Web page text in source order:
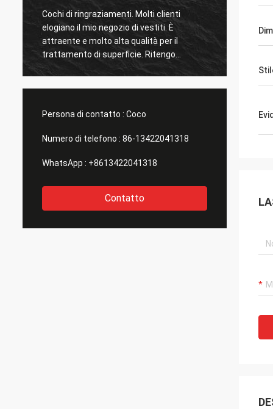
Voi sempre fatto un buon lavoro per me!
Gli espositori della finestra del negozio di
Natale sono arrivato. Dopo l'installazione,
vi invieremo le immagini. Molte grazie.
Persona di contatto : Coco
Numero di telefono : 86-13422041318
WhatsApp : +8613422041318
Contatto